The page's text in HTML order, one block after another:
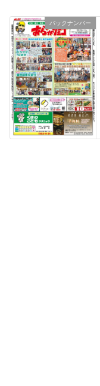
バックナンバー